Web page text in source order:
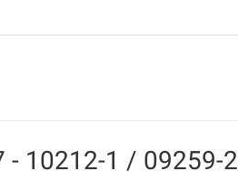
- 10212-1 / 09259-2